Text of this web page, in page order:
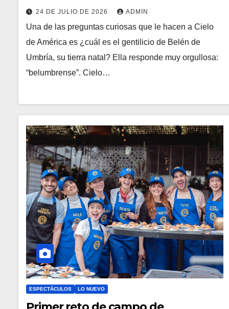
24 DE JULIO DE 2026 ADMIN
Una de las preguntas curiosas que le hacen a Cielo
de América es ¿cuál es el gentilicio de Belén de
Umbría, su tierra natal? Ella responde muy orgullosa:
“belumbrense”. Cielo…
ESPECTÁCULOS LO NUEVO